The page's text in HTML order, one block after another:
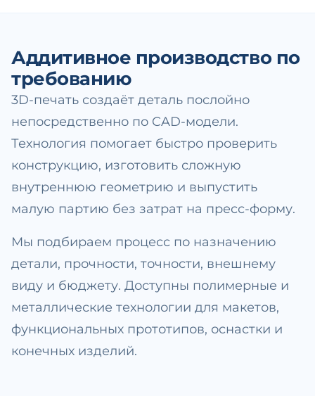
Аддитивное производство по
требованию
3D-печать создаёт деталь послойно
непосредственно по CAD-модели.
Технология помогает быстро проверить
конструкцию, изготовить сложную
внутреннюю геометрию и выпустить
малую партию без затрат на пресс-форму.
Мы подбираем процесс по назначению
детали, прочности, точности, внешнему
виду и бюджету. Доступны полимерные и
металлические технологии для макетов,
функциональных прототипов, оснастки и
конечных изделий.